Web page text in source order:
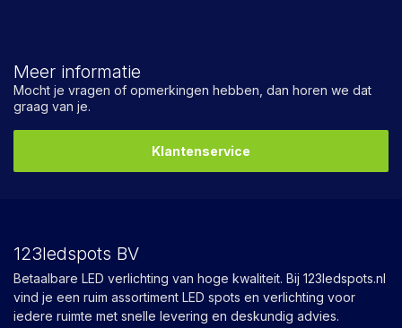
Meer informatie
Mocht je vragen of opmerkingen hebben, dan horen we dat
graag van je.
Klantenservice
123ledspots BV
Betaalbare LED verlichting van hoge kwaliteit. Bij 123ledspots.nl
vind je een ruim assortiment LED spots en verlichting voor
iedere ruimte met snelle levering en deskundig advies.